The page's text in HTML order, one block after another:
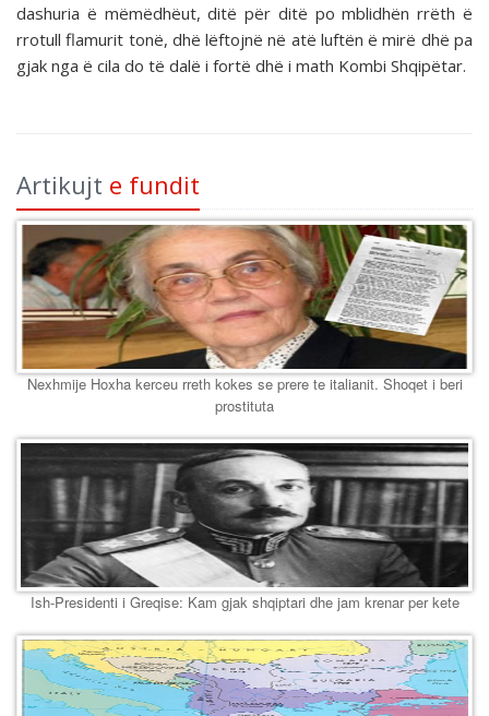
dashuria ë mëmëdhëut, ditë për ditë po mblidhën rrëth ë
rrotull flamurit tonë, dhë lëftojnë në atë luftën ë mirë dhë pa
gjak nga ë cila do të dalë i fortë dhë i math Kombi Shqipëtar.
Artikujt e fundit
Nexhmije Hoxha kerceu rreth kokes se prere te italianit. Shoqet i beri
prostituta
Ish-Presidenti i Greqise: Kam gjak shqiptari dhe jam krenar per kete